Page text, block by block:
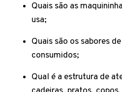
Quais são as
usa;
Quais são os sabores
consumidos;
Qual é a estrutura de